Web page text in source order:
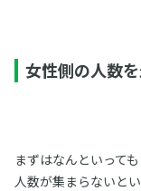
女性側の人数
まずはなんといって
人数が集まらないと